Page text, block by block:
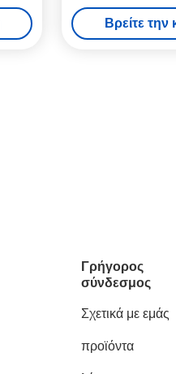
Βρείτε την
Γρήγορος
σύνδεσμος
Σχετικά με εμάς
προϊόντα